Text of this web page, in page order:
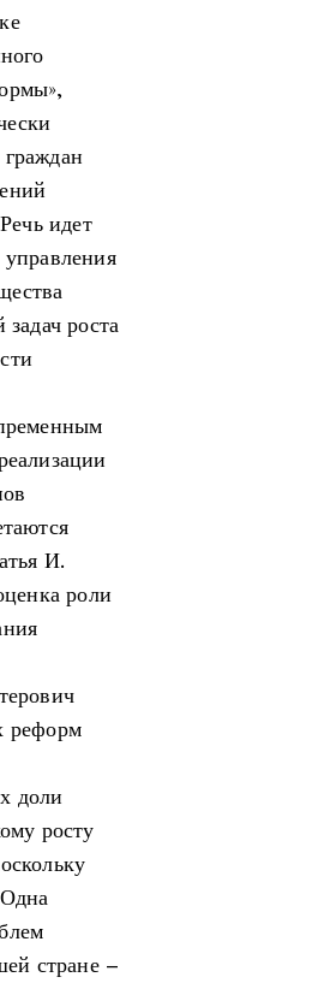
идет
управления
роста
И.
роли
реформ
доли
росту
стране –